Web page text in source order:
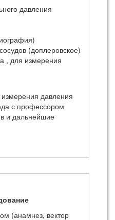
давления
(доплеровское)
, для измерения
давления
с профессором
и дальнейшие
(анамнез, вектор